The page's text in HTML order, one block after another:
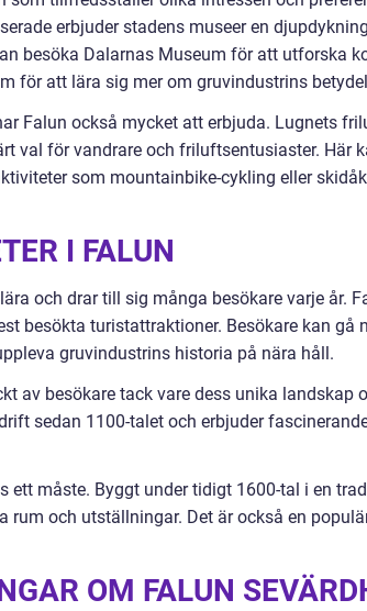
erbjuder stadens museer en
besöka Dalarnas Museum för att utforska
för att lära sig mer om gruvindustrins
Falun också mycket att erbjuda. Lugnets
val för vandrare och friluftsentusiaster. Här
som mountainbike-cykling eller
I FALUN
och drar till sig många besökare varje år.
besökta turistattraktioner. Besökare kan gå
gruvindustrins historia på nära håll.
av besökare tack vare dess unika landskap
sedan 1100-talet och erbjuder
ett måste. Byggt under tidigt 1600-tal i en
rum och utställningar. Det är också en
OM FALUN